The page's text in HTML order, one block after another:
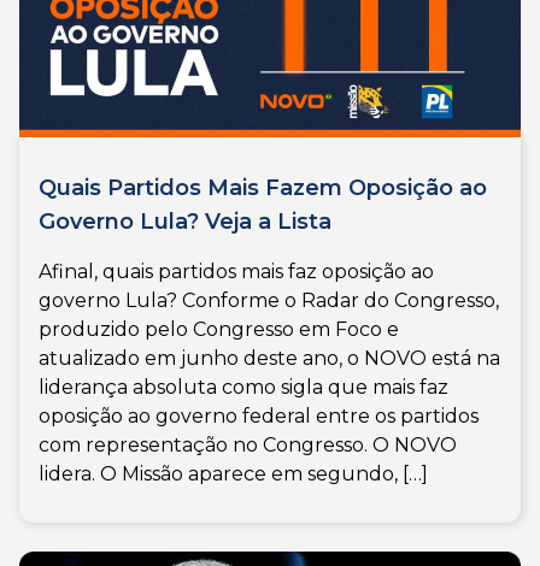
Quais Partidos Mais Fazem Oposição ao
Governo Lula? Veja a Lista
Afinal, quais partidos mais faz oposição ao
governo Lula? Conforme o Radar do Congresso,
produzido pelo Congresso em Foco e
atualizado em junho deste ano, o NOVO está na
liderança absoluta como sigla que mais faz
oposição ao governo federal entre os partidos
com representação no Congresso. O NOVO
lidera. O Missão aparece em segundo, […]